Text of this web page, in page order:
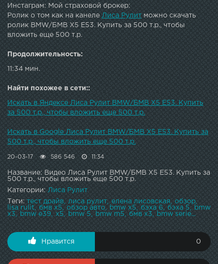
Инстаграм: Мой страховой брокер:
Ролик о том как на канелеЛиса Рулитможно скачать
ролик BMW/БМВ X5 E53. Купить за 500 т.р., чтобы
вложить еще 500 т.р.
Продолжительность:
11:34 мин.
Найти похожее в сети::
Искать в Яндексе Лиса Рулит BMW/БМВ X5 E53. Купить
за 500 т.р., чтобы вложить еще 500 т.р.
Искать в Google Лиса Рулит BMW/БМВ X5 E53. Купить за
500 т.р., чтобы вложить еще 500 т.р.
20-03-17 586 546 11:34
Название: Видео Лиса Рулит BMW/БМВ X5 E53. Купить за
500 т.р., чтобы вложить еще 500 т.р.
Категории:Лиса Рулит
Теги:тест драйв лиса рулит елена лисовская
обзор
lisa rulit
бмв x5 обзор авто bmw x5 бэха 6 бэха 5
bmw
x3
bmw e39 x5 bmw 5 bmw m5 бмв х3 bmw serie...
Нравится 0